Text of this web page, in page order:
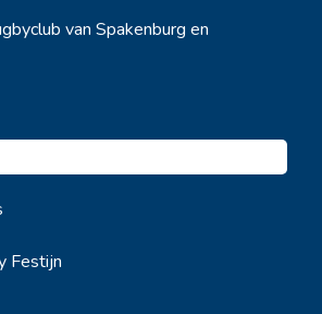
van Spakenburg en
Festijn